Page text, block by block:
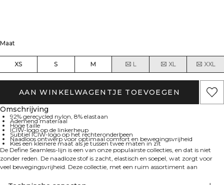
Maat
XS S M L XL XXL
AAN WINKELWAGENTJE TOEVOEGEN
Omschrijving
92% gerecycled nylon, 8% elastaan
Ademend materiaal
Hoge taille
ICIW-logo op de linkerheup
Subtiel ICIW-logo op het rechteronderbeen
Naadloos ontwerp voor optimaal comfort en bewegingsvrijheid
Kies een kleinere maat als je tussen twee maten in zit
De Define Seamless-lijn is een van onze populairste collecties, en dat is niet
zonder reden. De naadloze stof is zacht, elastisch en soepel, wat zorgt voor
veel bewegingsvrijheid. Deze collectie, met een ruim assortiment aan